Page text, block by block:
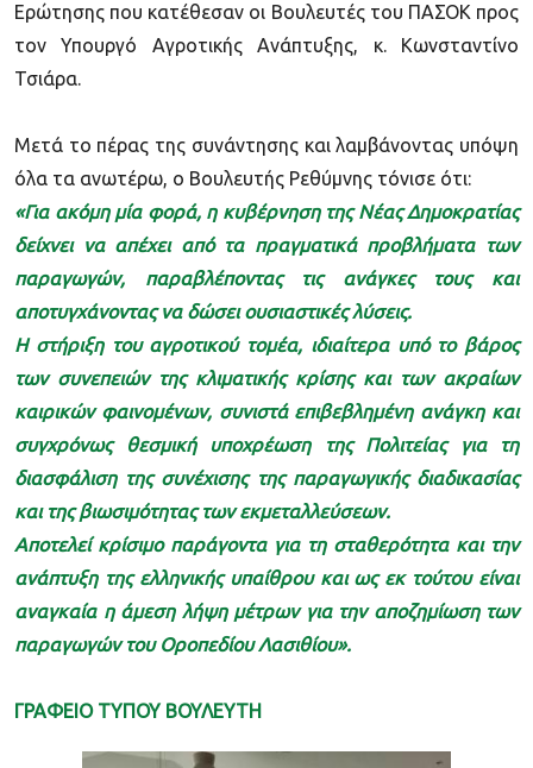
Ερώτησης που κατέθεσαν οι Βουλευτές του ΠΑΣΟΚ προς
τον Υπουργό Αγροτικής Ανάπτυξης, κ. Κωνσταντίνο
Τσιάρα.
Μετά το πέρας της συνάντησης και λαμβάνοντας υπόψη
όλα τα ανωτέρω, ο Βουλευτής Ρεθύμνης τόνισε ότι:
«Για ακόμη μία φορά, η κυβέρνηση της Νέας Δημοκρατίας
δείχνει να απέχει από τα πραγματικά προβλήματα των
παραγωγών, παραβλέποντας τις ανάγκες τους και
αποτυγχάνοντας να δώσει ουσιαστικές λύσεις.
Η στήριξη του αγροτικού τομέα, ιδιαίτερα υπό το βάρος
των συνεπειών της κλιματικής κρίσης και των ακραίων
καιρικών φαινομένων, συνιστά επιβεβλημένη ανάγκη και
συγχρόνως θεσμική υποχρέωση της Πολιτείας για τη
διασφάλιση της συνέχισης της παραγωγικής διαδικασίας
και της βιωσιμότητας των εκμεταλλεύσεων.
Αποτελεί κρίσιμο παράγοντα για τη σταθερότητα και την
ανάπτυξη της ελληνικής υπαίθρου και ως εκ τούτου είναι
αναγκαία η άμεση λήψη μέτρων για την αποζημίωση των
παραγωγών του Οροπεδίου Λασιθίου».
ΓΡΑΦΕΙΟ ΤΥΠΟΥ ΒΟΥΛΕΥΤΗ